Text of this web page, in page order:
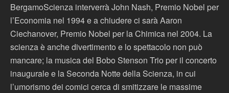
BergamoScienza interverrà John Nash, Premio Nobel per
l’Economia nel 1994 e a chiudere ci sarà Aaron
Ciechanover, Premio Nobel per la Chimica nel 2004. La
scienza è anche divertimento e lo spettacolo non può
mancare; la musica del Bobo Stenson Trio per il concerto
inaugurale e la Seconda Notte della Scienza, in cui
l’umorismo dei comici cerca di smitizzare le massime